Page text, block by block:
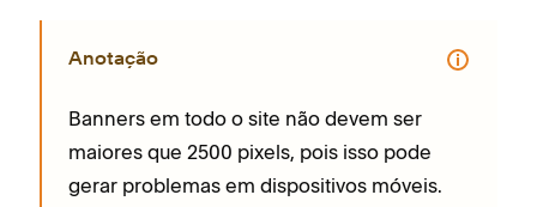
Anotação
Banners em todo o site não devem ser
maiores que 2500 pixels, pois isso pode
gerar problemas em dispositivos móveis.